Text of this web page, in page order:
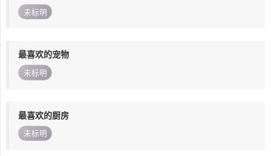
未标明
最喜欢的宠物
未标明
最喜欢的厨房
未标明